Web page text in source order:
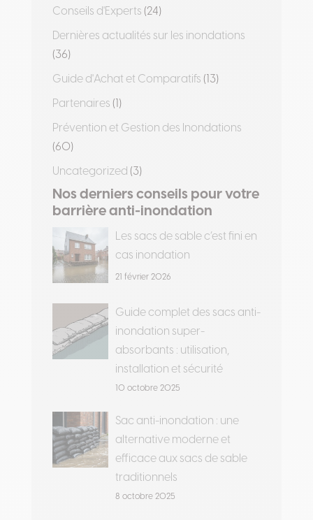
Conseils d'Experts (24)
Dernières actualités sur les inondations
(36)
Guide d'Achat et Comparatifs (13)
Partenaires (1)
Prévention et Gestion des Inondations
(60)
Uncategorized (3)
Nos derniers conseils pour votre
barrière anti-inondation
Les sacs de sable c’est fini en
cas inondation
21 février 2026
Guide complet des sacs anti-
inondation super-
absorbants : utilisation,
installation et sécurité
10 octobre 2025
Sac anti-inondation : une
alternative moderne et
efficace aux sacs de sable
traditionnels
8 octobre 2025